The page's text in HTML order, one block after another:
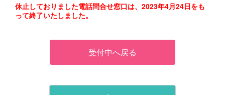
休止しておりました電話問合せ窓口は、2023年4月24日をも
って終了いたしました。
受付中へ戻る